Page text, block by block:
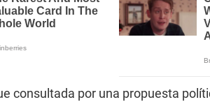
consultada por una propuesta